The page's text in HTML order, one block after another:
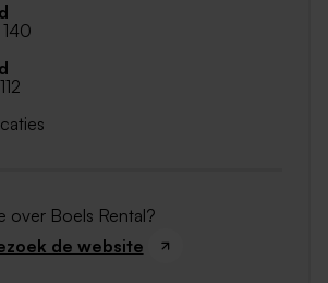
over Boels Rental?
de website